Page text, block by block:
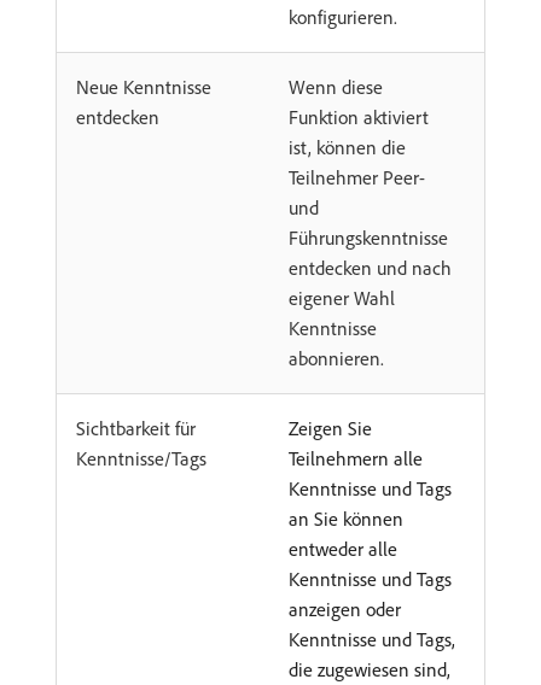
konfigurieren.
Neue Kenntnisse
entdecken
Wenn diese
Funktion aktiviert
ist, können die
Teilnehmer Peer-
und
Führungskenntnisse
entdecken und nach
eigener Wahl
Kenntnisse
abonnieren.
Sichtbarkeit für
Kenntnisse/Tags
Zeigen Sie
Teilnehmern alle
Kenntnisse und Tags
an Sie können
entweder alle
Kenntnisse und Tags
anzeigen oder
Kenntnisse und Tags,
die zugewiesen sind,